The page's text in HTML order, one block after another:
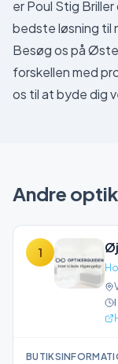
er Poul Stig
bedste løsning til
Besøg os på
forskellen med
os til at byde dig
Andre
1